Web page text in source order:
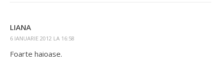
LIANA
6 IANUARIE 2012 LA 16:58
Foarte haioase.